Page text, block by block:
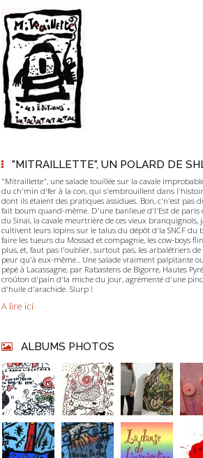
"MITRAILLETTE", UN POLARD DE
"Mitraillette", une salade touillée sur la cavale
du ch'min d'fer à la con, qui s'embrouillent dans
dont ils étaient des pratiques assidues. Bon, c'n'est pas
fait boum quand-même. D'une banlieue d'l'Est de paris
du Sinaï, la cavale meurtrière de ces vieux
cultivent leurs lopins sur le talus du dépôt d'la SNCF du
faire les tueurs du Mossad et compagnie, les cow-boys
plus, et, faut pas l'oublier, surtout pas, les arbalétriers
peur qu'à eux-même.. Une salade vraiment palpitante
pépé à Lacassagne, par Rabastens de Bigorre, Hautes
croûton d'pain d'la miche du jour, agrémenté d'une
d'huile d'arachide. Slurp !
A lire ici
ALBUMS PHOTOS